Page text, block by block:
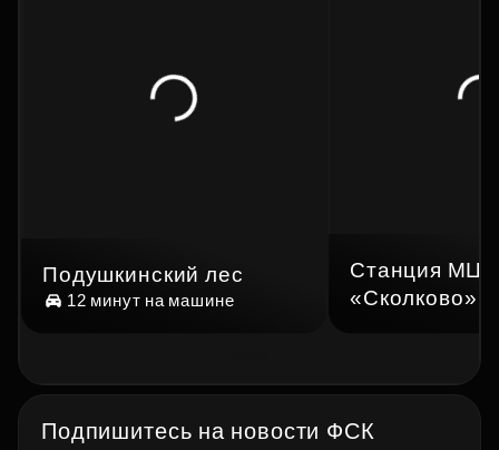
Подушкинский лес
12 минут на машине
Станция
«Сколково»
Подпишитесь на новости ФСК